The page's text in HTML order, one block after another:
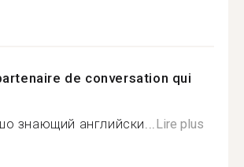
de conversation qui
знающий английски...Lire plus